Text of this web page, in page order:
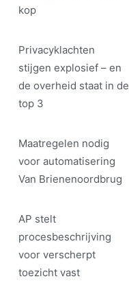
kop
Privacyklachten
stijgen explosief – en
de overheid staat in de
top 3
Maatregelen nodig
voor automatisering
Van Brienenoordbrug
AP stelt
procesbeschrijving
voor verscherpt
toezicht vast